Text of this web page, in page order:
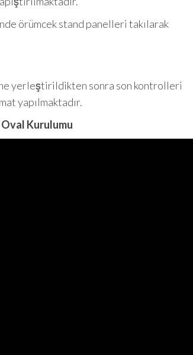
örümcek stand panelleri takılarak
yerleştirildikten sonra son kontrolleri
yapılmaktadır.
Kurulumu